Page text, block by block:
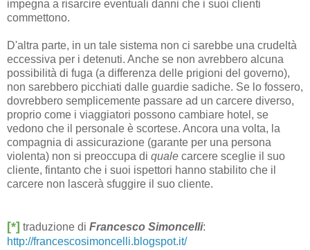
impegna a risarcire eventuali danni che i suoi clienti
commettono.
D'altra parte, in un tale sistema non ci sarebbe una crudeltà
eccessiva per i detenuti. Anche se non avrebbero alcuna
possibilità di fuga (a differenza delle prigioni del governo),
non sarebbero picchiati dalle guardie sadiche. Se lo fossero,
dovrebbero semplicemente passare ad un carcere diverso,
proprio come i viaggiatori possono cambiare hotel, se
vedono che il personale è scortese. Ancora una volta, la
compagnia di assicurazione (garante per una persona
violenta) non si preoccupa di quale carcere sceglie il suo
cliente, fintanto che i suoi ispettori hanno stabilito che il
carcere non lascerà sfuggire il suo cliente.
[*] traduzione di Francesco Simoncelli:
http://francescosimoncelli.blogspot.it/